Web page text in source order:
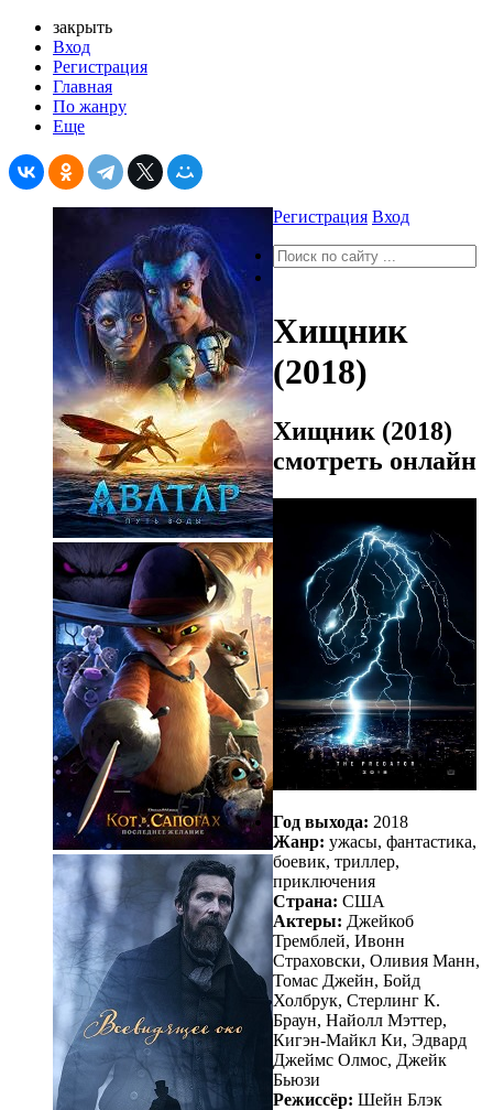
закрыть
Вход
Регистрация
Главная
По жанру
Еще
Регистрация Вход
Хищник
(2018)
Хищник (2018)
смотреть онлайн
Год выхода: 2018
Жанр: ужасы, фантастика,
боевик, триллер,
приключения
Страна: США
Актеры: Джейкоб
Тремблей, Ивонн
Страховски, Оливия Манн,
Томас Джейн, Бойд
Холбрук, Стерлинг К.
Браун, Найолл Мэттер,
Кигэн-Майкл Ки, Эдвард
Джеймс Олмос, Джейк
Бьюзи
Режиссёр: Шейн Блэк